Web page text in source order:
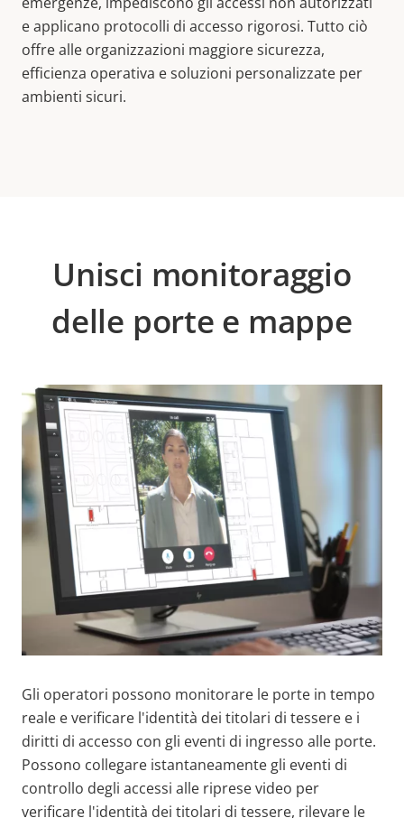
e applicano protocolli di accesso rigorosi. Tutto ciò
offre alle organizzazioni maggiore sicurezza,
efficienza operativa e soluzioni personalizzate per
ambienti sicuri.
Unisci monitoraggio
delle porte e mappe
Gli operatori possono monitorare le porte in tempo
reale e verificare l'identità dei titolari di tessere e i
diritti di accesso con gli eventi di ingresso alle porte.
Possono collegare istantaneamente gli eventi di
controllo degli accessi alle riprese video per
verificare l'identità dei titolari di tessere, rilevare le